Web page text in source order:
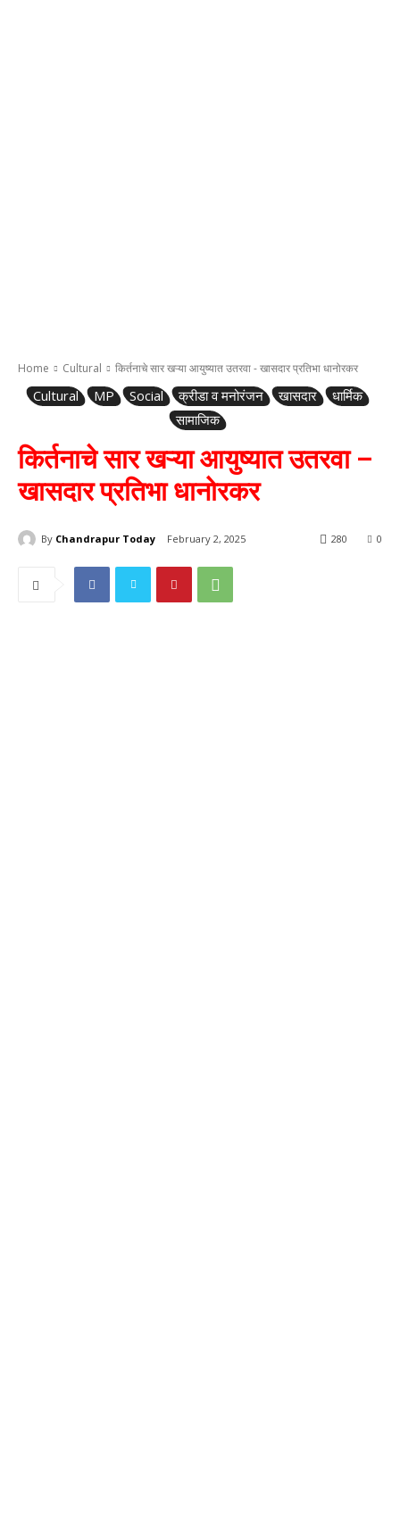
Home Cultural किर्तनाचे सार खऱ्या आयुष्यात उतरवा - खासदार प्रतिभा धानोरकर
Cultural MP Social क्रीडा व मनोरंजन खासदार
धार्मिक
सामाजिक
किर्तनाचे सार खऱ्या आयुष्यात उतरवा –
खासदार प्रतिभा धानोरकर
By Chandrapur Today February 2, 2025 0
280